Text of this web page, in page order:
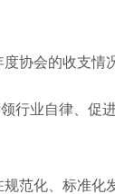
会的收支情
业自律、促
化、标准化